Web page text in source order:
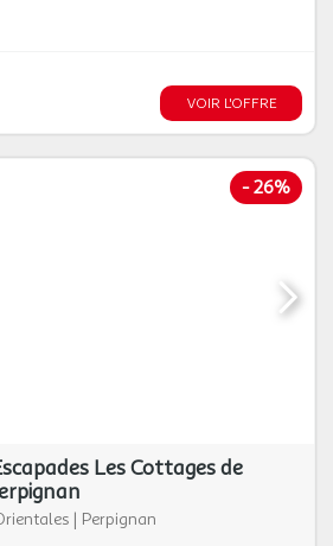
VOIR L'OFFRE
- 26%
Les Cottages de
| Perpignan